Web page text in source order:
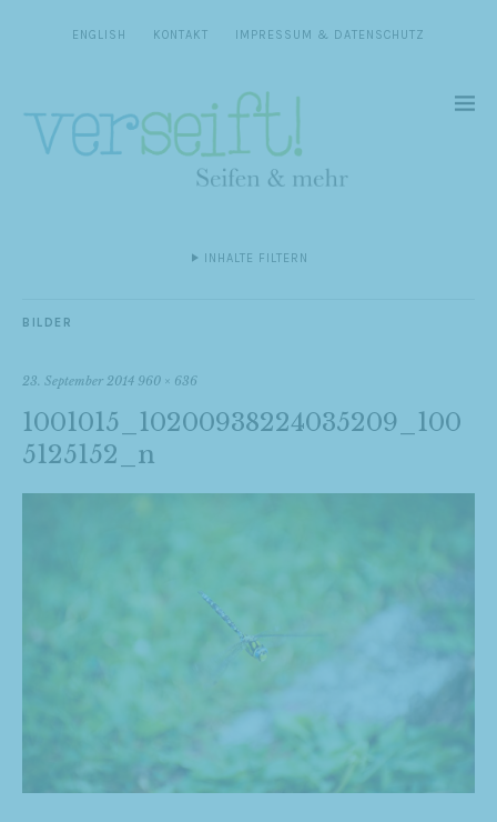
ENGLISH KONTAKT IMPRESSUM & DATENSCHUTZ
INHALTE FILTERN
BILDER
23. September 2014 960 × 636
1001015_10200938224035209_100
5125152_n